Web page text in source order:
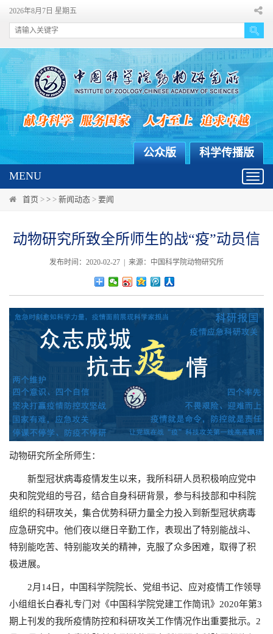
2026年8月7日 星期五
科学传播版
公众版
MENU
首页 > > > 新闻动态 > 要闻
动物研究所致全所师生的战“疫”动员信
发布时间：2020-02-27 | 来源：中国科学院动物研究所
动物研究所全所师生：
新型冠状病毒疫情发生以来，我所科研人员积极响应党中
央和院党组的号召，结合自身科研背景，参与科技部和中科院
组织的科研攻关，集合优势科研力量全力投入到新型冠状病毒
应急研究中。他们夜以继日辛勤工作，表现出了特别能战斗、
特别能吃苦、特别能攻关的精神，克服了众多困难，取得了积
极进展。
2月14日，中国科学院院长、党组书记、应对疫情工作领导
小组组长白春礼专门对《中国科学院党建工作简讯》2020年第3
期上刊发的我所疫情防控和科研攻关工作情况作出重要批示。2